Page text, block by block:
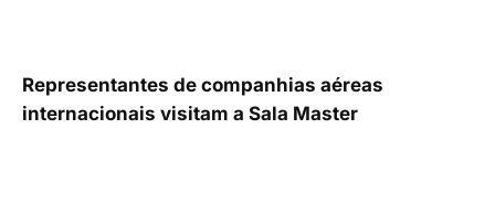
Representantes de companhias aéreas
internacionais visitam a Sala Master